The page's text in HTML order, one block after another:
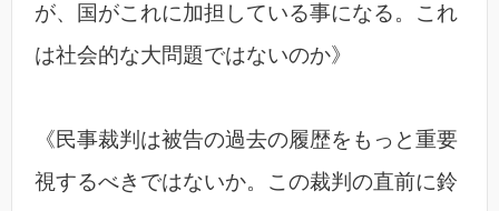
が、国がこれに加担している事になる。これ
は社会的な大問題ではないのか》
《民事裁判は被告の過去の履歴をもっと重要
視するべきではないか。この裁判の直前に鈴